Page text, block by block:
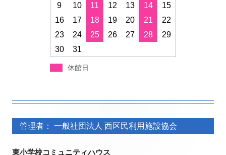
9
10 11 12 13 14
15
16
17 18 19 20 21
22
23
24 25 26 27 28
29
30
31
休館日
ッ
ッ
タ
管理者： 一般社団法人 西区民利用施設協会
東小学校コミュニティハウス